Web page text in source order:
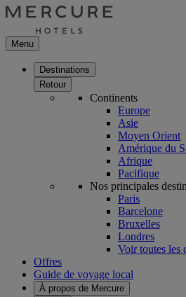
Menu
Destinations
Retour
Continents
Europe
Asie
Moyen Orient
Amérique du
Afrique
Pacifique
Nos principales
Paris
Barcelone
Bruxelles
Londres
Voir toutes les
Offres
Guide de voyage local
À propos de Mercure